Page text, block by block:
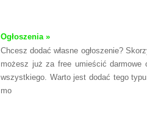
Ogłoszenia »
Chcesz dodać własne ogłoszenie?
możesz już za free umieścić darmowe
wszystkiego. Warto jest dodać tego
mo